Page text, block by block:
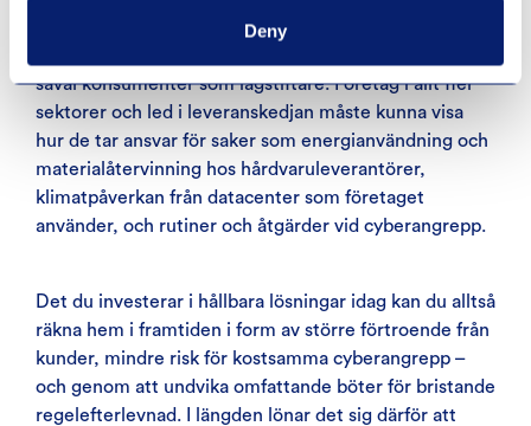
Deny
såväl konsumenter som lagstiftare. Företag i allt fler
sektorer och led i leveranskedjan måste kunna visa
hur de tar ansvar för saker som energianvändning och
materialåtervinning hos hårdvaruleverantörer,
klimatpåverkan från datacenter som företaget
använder, och rutiner och åtgärder vid cyberangrepp.
Det du investerar i hållbara lösningar idag kan du alltså
räkna hem i framtiden i form av större förtroende från
kunder, mindre risk för kostsamma cyberangrepp –
och genom att undvika omfattande böter för bristande
regelefterlevnad. I längden lönar det sig därför att